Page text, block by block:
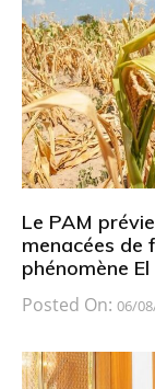
Le PAM
menacées de
phénomène El
Posted On: 06/